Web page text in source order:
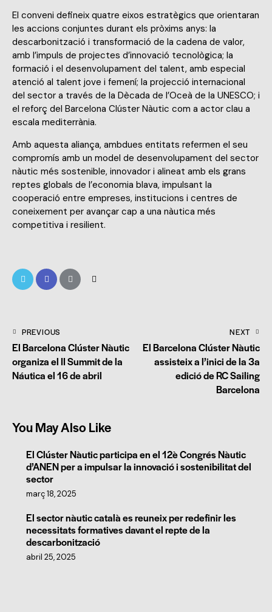
El conveni defineix quatre eixos estratègics que orientaran
les accions conjuntes durant els pròxims anys: la
descarbonització i transformació de la cadena de valor,
amb l’impuls de projectes d’innovació tecnològica; la
formació i el desenvolupament del talent, amb especial
atenció al talent jove i femení; la projecció internacional
del sector a través de la Dècada de l’Oceà de la UNESCO; i
el reforç del Barcelona Clúster Nàutic com a actor clau a
escala mediterrània.
Amb aquesta aliança, ambdues entitats refermen el seu
compromís amb un model de desenvolupament del sector
nàutic més sostenible, innovador i alineat amb els grans
reptes globals de l’economia blava, impulsant la
cooperació entre empreses, institucions i centres de
coneixement per avançar cap a una nàutica més
competitiva i resilient.
PREVIOUS
El Barcelona Clúster Nàutic
organiza el II Summit de la
Náutica el 16 de abril
NEXT
El Barcelona Clúster Nàutic
assisteix a l’inici de la 3a
edició de RC Sailing
Barcelona
You May Also Like
El Clúster Nàutic participa en el 12è Congrés Nàutic
d’ANEN per a impulsar la innovació i sostenibilitat del
sector
març 18, 2025
El sector nàutic català es reuneix per redefinir les
necessitats formatives davant el repte de la
descarbonització
abril 25, 2025